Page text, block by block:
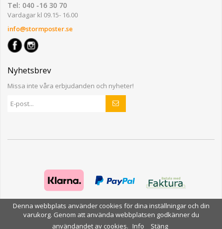
Tel: 040 -16 30 70
Vardagar kl 09.15- 16.00
info@stormposter.se
Nyhetsbrev
Missa inte våra erbjudanden och nyheter!
Denna webbplats använder cookies för dina inställningar och din
varukorg. Genom att använda webbplatsen godkänner du
användandet av cookies. Info Stäng